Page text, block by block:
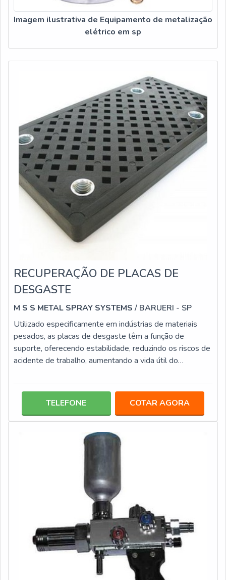
Imagem ilustrativa de Equipamento de metalização
elétrico em sp
RECUPERAÇÃO DE PLACAS DE
DESGASTE
M S S METAL SPRAY SYSTEMS / BARUERI - SP
Utilizado especificamente em indústrias de materiais
pesados, as placas de desgaste têm a função de
suporte, oferecendo estabilidade, reduzindo os riscos de
acidente de trabalho, aumentando a vida útil do
rupturas e diminuindo nível de ruídos. Para garantir essas
uma constante e periódica manutenção dessas placas;
por esse fato, a recuperação de placas de desgaste são
tão requisitadas no mercado. E
TELEFONE COTAR AGORA